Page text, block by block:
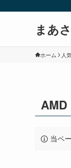
まあ
ホーム 人
AMD
当ペ